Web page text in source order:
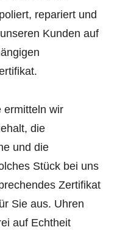
repariert und
Kunden auf
ermitteln wir
die
und die
Stück bei uns
Zertifikat
Sie aus. Uhren
auf Echtheit